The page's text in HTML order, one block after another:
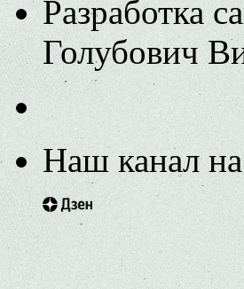
Разработка
Голубович
Наш канал